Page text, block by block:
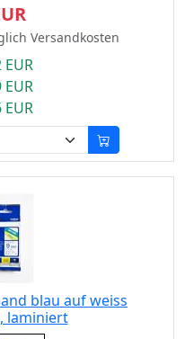
Versandkosten
blau auf weiss
laminiert